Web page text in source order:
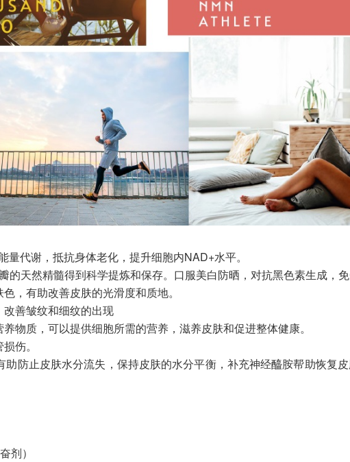
代谢，抵抗身体老化，提升细胞内NAD+水平。
天然精髓得到科学提炼和保存。口服美白防晒，对抗黑色素生成，免
，有助改善皮肤的光滑度和质地。
善皱纹和细纹的出现
物质，可以提供细胞所需的营养，滋养皮肤和促进整体健康。
伤。
防止皮肤水分流失，保持皮肤的水分平衡，补充神经醯胺帮助恢复
剂）